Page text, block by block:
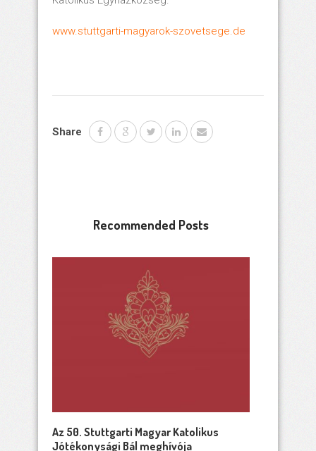
www.stuttgarti-magyarok-szovetsege.de
Share
Recommended Posts
Az 50. Stuttgarti Magyar Katolikus
Jótékonysági Bál meghívója